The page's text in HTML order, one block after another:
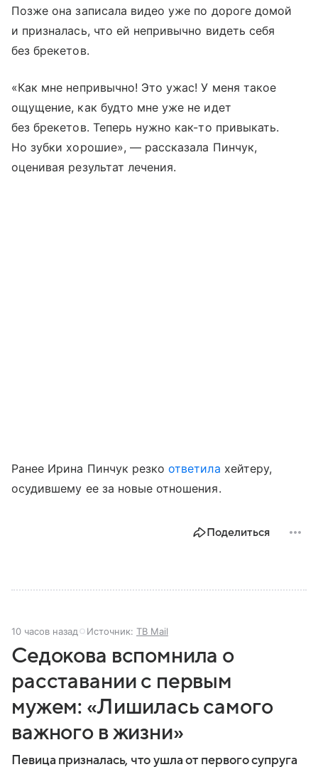
Позже она записала видео уже по дороге домой
и призналась, что ей непривычно видеть себя
без брекетов.
«Как мне непривычно! Это ужас! У меня такое
ощущение, как будто мне уже не идет
без брекетов. Теперь нужно как-то привыкать.
Но зубки хорошие», — рассказала Пинчук,
оценивая результат лечения.
Ранее Ирина Пинчук резкоответила хейтеру,
осудившему ее за новые отношения.
Поделиться
10 часов назад Источник: ТВ Mail
Седокова вспомнила о
расставании с первым
мужем: «Лишилась самого
важного в жизни»
Певица призналась, что ушла от первого супруга